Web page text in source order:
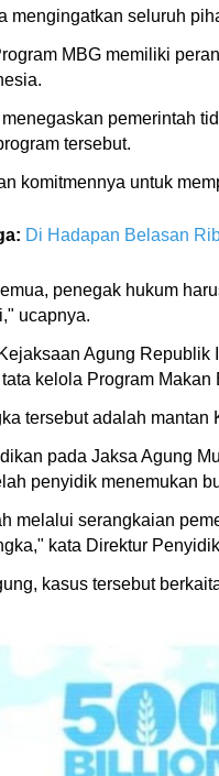
mengingatkan seluruh
MBG memiliki
pemerintah
tersebut.
komitmennya untuk
Di Hadapan Belasan
penegak hukum
ucapnya.
Agung
kelola Program
tersebut adalah
pada Jaksa Agung
penyidik menemukan
melalui serangkaian
kata Direktur
kasus tersebut